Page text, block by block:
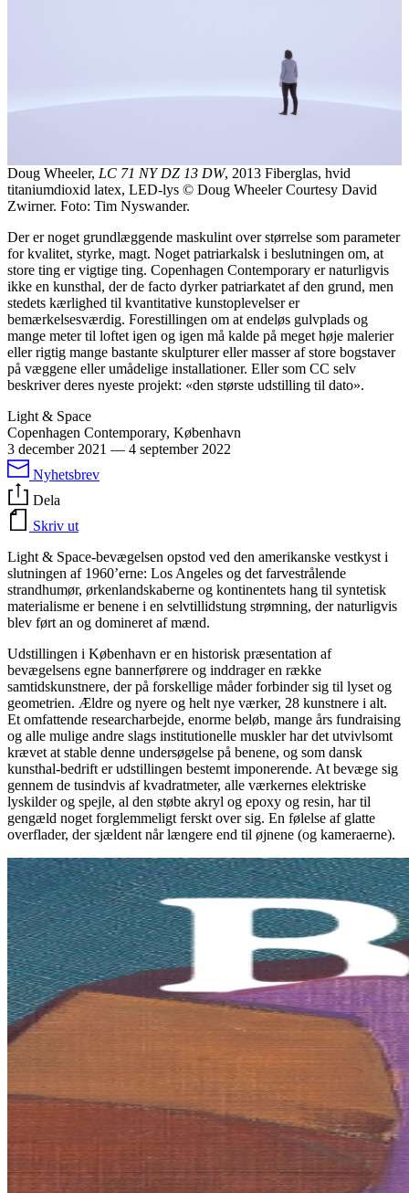
Doug Wheeler, LC 71 NY DZ 13 DW, 2013 Fiberglas, hvid
titaniumdioxid latex, LED-lys © Doug Wheeler Courtesy David
Zwirner. Foto: Tim Nyswander.
Der er noget grundlæggende maskulint over størrelse som parameter
for kvalitet, styrke, magt. Noget patriarkalsk i beslutningen om, at
store ting er vigtige ting. Copenhagen Contemporary er naturligvis
ikke en kunsthal, der de facto dyrker patriarkatet af den grund, men
stedets kærlighed til kvantitative kunstoplevelser er
bemærkelsesværdig. Forestillingen om at endeløs gulvplads og
mange meter til loftet igen og igen må kalde på meget høje malerier
eller rigtig mange bastante skulpturer eller masser af store bogstaver
på væggene eller umådelige installationer. Eller som CC selv
beskriver deres nyeste projekt: «den største udstilling til dato».
Light & Space
Copenhagen Contemporary, København
3 december 2021 — 4 september 2022
Nyhetsbrev
Dela
Skriv ut
Light & Space-bevægelsen opstod ved den amerikanske vestkyst i
slutningen af 1960’erne: Los Angeles og det farvestrålende
strandhumør, ørkenlandskaberne og kontinentets hang til syntetisk
materialisme er benene i en selvtillidstung strømning, der naturligvis
blev ført an og domineret af mænd.
Udstillingen i København er en historisk præsentation af
bevægelsens egne bannerførere og inddrager en række
samtidskunstnere, der på forskellige måder forbinder sig til lyset og
geometrien. Ældre og nyere og helt nye værker, 28 kunstnere i alt.
Et omfattende researcharbejde, enorme beløb, mange års fundraising
og alle mulige andre slags institutionelle muskler har det utvivlsomt
krævet at stable denne undersøgelse på benene, og som dansk
kunsthal-bedrift er udstillingen bestemt imponerende. At bevæge sig
gennem de tusindvis af kvadratmeter, alle værkernes elektriske
lyskilder og spejle, al den støbte akryl og epoxy og resin, har til
gengæld noget forglemmeligt ferskt over sig. En følelse af glatte
overflader, der sjældent når længere end til øjnene (og kameraerne).